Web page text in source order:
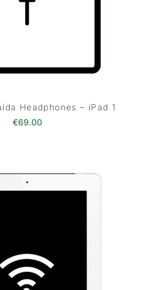
Headphones – iPad 1
€69.00